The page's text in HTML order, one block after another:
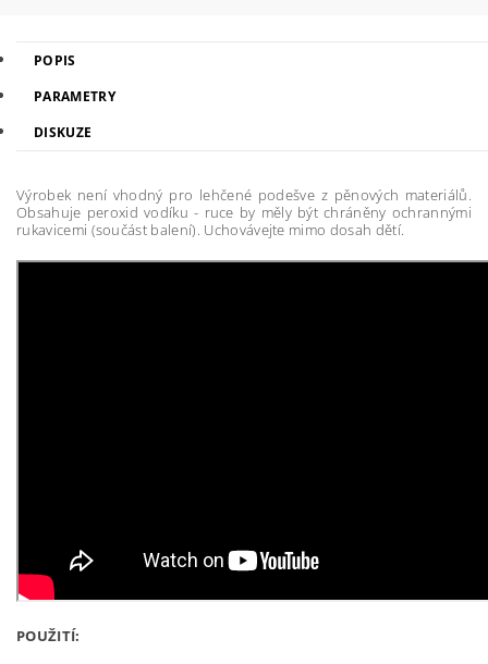
POPIS
PARAMETRY
DISKUZE
Výrobek není vhodný pro lehčené podešve z pěnových materiálů.
Obsahuje peroxid vodíku - ruce by měly být chráněny ochrannými
rukavicemi (součást balení). Uchovávejte mimo dosah dětí.
POUŽITÍ: